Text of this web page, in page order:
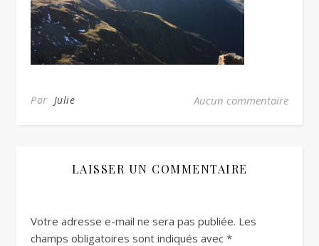
Par Julie Aucun commentaire
LAISSER UN COMMENTAIRE
Votre adresse e-mail ne sera pas publiée. Les
champs obligatoires sont indiqués avec *